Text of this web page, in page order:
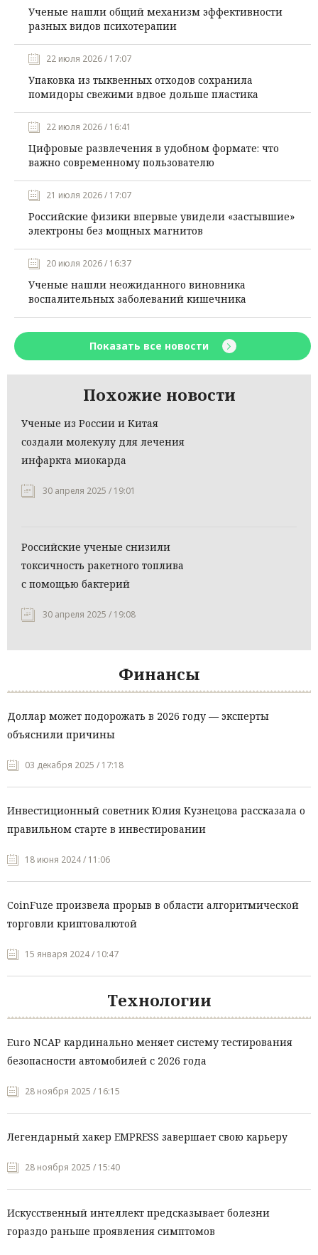
Ученые нашли общий механизм эффективности
разных видов психотерапии
22 июля 2026 / 17:07
Упаковка из тыквенных отходов сохранила
помидоры свежими вдвое дольше пластика
22 июля 2026 / 16:41
Цифровые развлечения в удобном формате: что
важно современному пользователю
21 июля 2026 / 17:07
Российские физики впервые увидели «застывшие»
электроны без мощных магнитов
20 июля 2026 / 16:37
Ученые нашли неожиданного виновника
воспалительных заболеваний кишечника
Показать все новости
Похожие новости
Ученые из России и Китая
создали молекулу для лечения
инфаркта миокарда
30 апреля 2025 / 19:01
Российские ученые снизили
токсичность ракетного топлива
с помощью бактерий
30 апреля 2025 / 19:08
Финансы
Доллар может подорожать в 2026 году — эксперты
объяснили причины
03 декабря 2025 / 17:18
Инвестиционный советник Юлия Кузнецова рассказала о
правильном старте в инвестировании
18 июня 2024 / 11:06
CoinFuze произвела прорыв в области алгоритмической
торговли криптовалютой
15 января 2024 / 10:47
Технологии
Euro NCAP кардинально меняет систему тестирования
безопасности автомобилей с 2026 года
28 ноября 2025 / 16:15
Легендарный хакер EMPRESS завершает свою карьеру
28 ноября 2025 / 15:40
Искусственный интеллект предсказывает болезни
гораздо раньше проявления симптомов